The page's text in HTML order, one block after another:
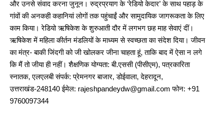
और उनसे संवाद करना जुनून। रुद्रप्रयाग के ‘रेडियो केदार’ के साथ पहाड़ के
गांवों की अनकही कहानियां लोगों तक पहुंचाईं और सामुदायिक जागरूकता के लिए
काम किया। रेडियो ऋषिकेश के शुरुआती दौर में लगभग छह माह सेवाएं दीं।
ऋषिकेश में महिला कीर्तन मंडलियों के माध्यम से स्वच्छता का संदेश दिया। जीवन
का मंत्र- बाकी जिंदगी को जी खोलकर जीना चाहता हूं, ताकि बाद में ऐसा न लगे
कि मैं तो जीया ही नहीं। शैक्षणिक योग्यता: बी.एससी (पीसीएम), पत्रकारिता
स्नातक, एलएलबी संपर्क: प्रेमनगर बाजार, डोईवाला, देहरादून,
उत्तराखंड-248140 ईमेल: rajeshpandeydw@gmail.com फोन: +91
9760097344